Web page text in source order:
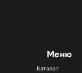
Меню
Каталог